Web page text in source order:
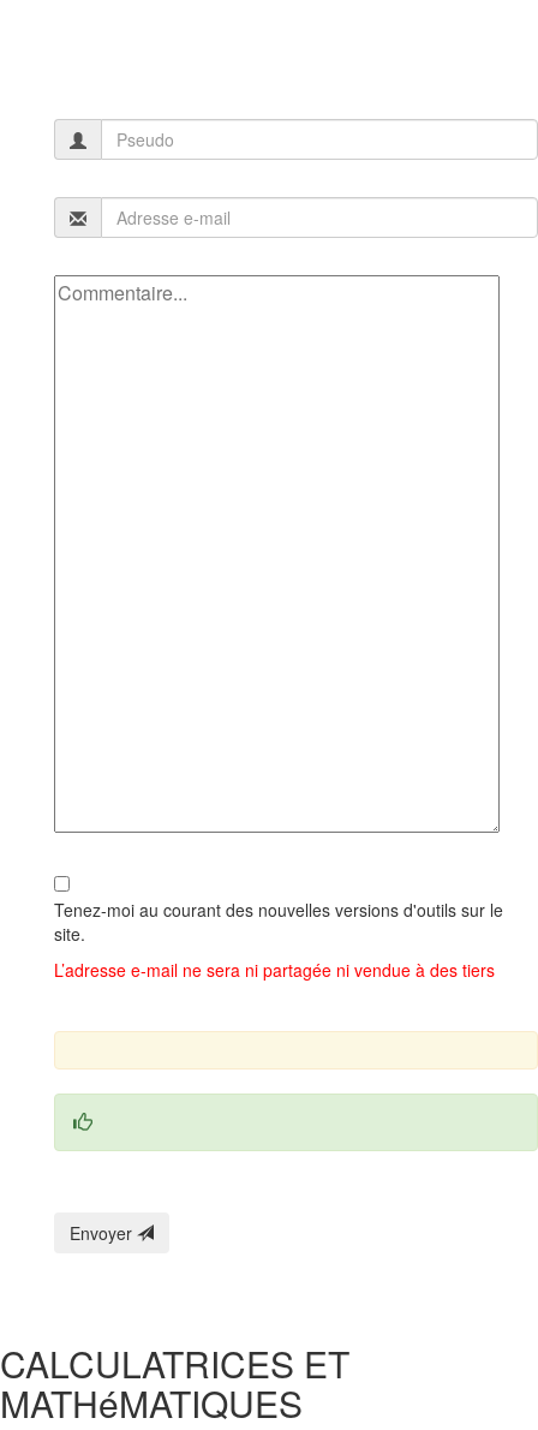
Tenez-moi au courant des nouvelles versions d'outils sur le
site.
L’adresse e-mail ne sera ni partagée ni vendue à des tiers
Envoyer
CALCULATRICES ET
MATHéMATIQUES